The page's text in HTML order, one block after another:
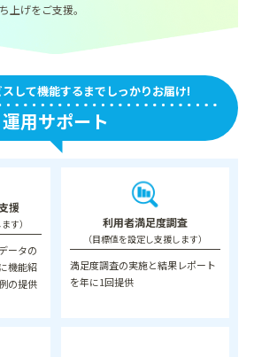
上げをご支援。
して機能するまでしっかりお届け!
運用サポート
援
す）
ータの
機能紹
の提供
利用者満足度調査
（目標値を設定し支援します）
満足度調査の実施と結果レポート
を年に1回提供